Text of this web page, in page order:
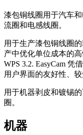
漆包铜线圈用于汽车
流圈和电感线圈。
用于生产漆包铜线圈
产中优化单位成本的
WPS 3.2. EasyCam 凭
用户界面的友好性、
用于机器剥皮和镀锡
圈。
机器